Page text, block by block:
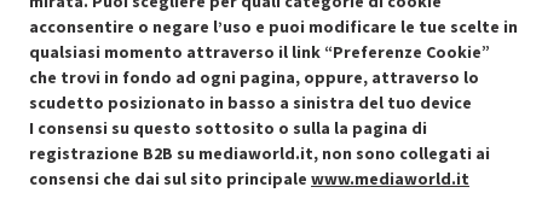
Condizioni generali di vendita
Cookie Policy
Preferenze cookie
Recedere dal contratto qui
acconsentire o negare l’uso e puoi modificare le tue scelte in
qualsiasi momento attraverso il link “Preferenze Cookie”
che trovi in fondo ad ogni pagina, oppure, attraverso lo
scudetto posizionato in basso a sinistra del tuo device
I consensi su questo sottosito o sulla la pagina di
registrazione B2B su mediaworld.it, non sono collegati ai
consensi che dai sul sito principale www.mediaworld.it